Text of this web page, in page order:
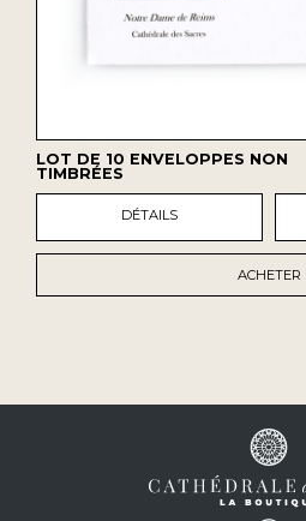
LOT DE 10 ENVELOPPES NON
TIMBRÉES
DÉTAILS
ACHETER